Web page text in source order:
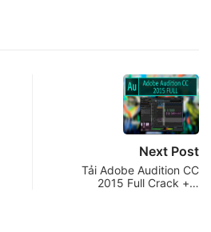
Next Post
Tải Adobe Audition CC
2015 Full Crack +…